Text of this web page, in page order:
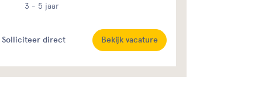
3 - 5 jaar
Solliciteer direct Bekijk vacature